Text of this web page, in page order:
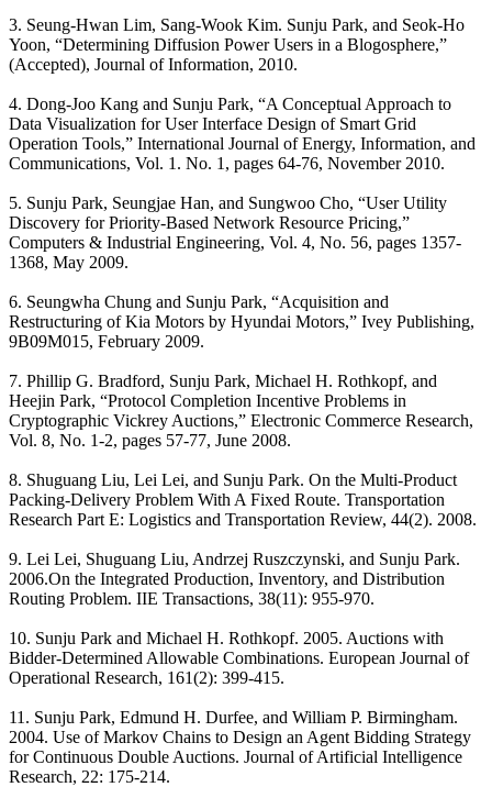
3. Seung-Hwan Lim, Sang-Wook Kim. Sunju Park, and Seok-Ho
Yoon, “Determining Diffusion Power Users in a Blogosphere,”
(Accepted), Journal of Information, 2010.
4. Dong-Joo Kang and Sunju Park, “A Conceptual Approach to
Data Visualization for User Interface Design of Smart Grid
Operation Tools,” International Journal of Energy, Information, and
Communications, Vol. 1. No. 1, pages 64-76, November 2010.
5. Sunju Park, Seungjae Han, and Sungwoo Cho, “User Utility
Discovery for Priority-Based Network Resource Pricing,”
Computers & Industrial Engineering, Vol. 4, No. 56, pages 1357-
1368, May 2009.
6. Seungwha Chung and Sunju Park, “Acquisition and
Restructuring of Kia Motors by Hyundai Motors,” Ivey Publishing,
9B09M015, February 2009.
7. Phillip G. Bradford, Sunju Park, Michael H. Rothkopf, and
Heejin Park, “Protocol Completion Incentive Problems in
Cryptographic Vickrey Auctions,” Electronic Commerce Research,
Vol. 8, No. 1-2, pages 57-77, June 2008.
8. Shuguang Liu, Lei Lei, and Sunju Park. On the Multi-Product
Packing-Delivery Problem With A Fixed Route. Transportation
Research Part E: Logistics and Transportation Review, 44(2). 2008.
9. Lei Lei, Shuguang Liu, Andrzej Ruszczynski, and Sunju Park.
2006.On the Integrated Production, Inventory, and Distribution
Routing Problem. IIE Transactions, 38(11): 955-970.
10. Sunju Park and Michael H. Rothkopf. 2005. Auctions with
Bidder-Determined Allowable Combinations. European Journal of
Operational Research, 161(2): 399-415.
11. Sunju Park, Edmund H. Durfee, and William P. Birmingham.
2004. Use of Markov Chains to Design an Agent Bidding Strategy
for Continuous Double Auctions. Journal of Artificial Intelligence
Research, 22: 175-214.